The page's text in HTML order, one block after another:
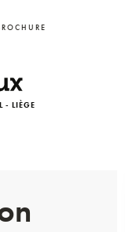
- LIÈGE